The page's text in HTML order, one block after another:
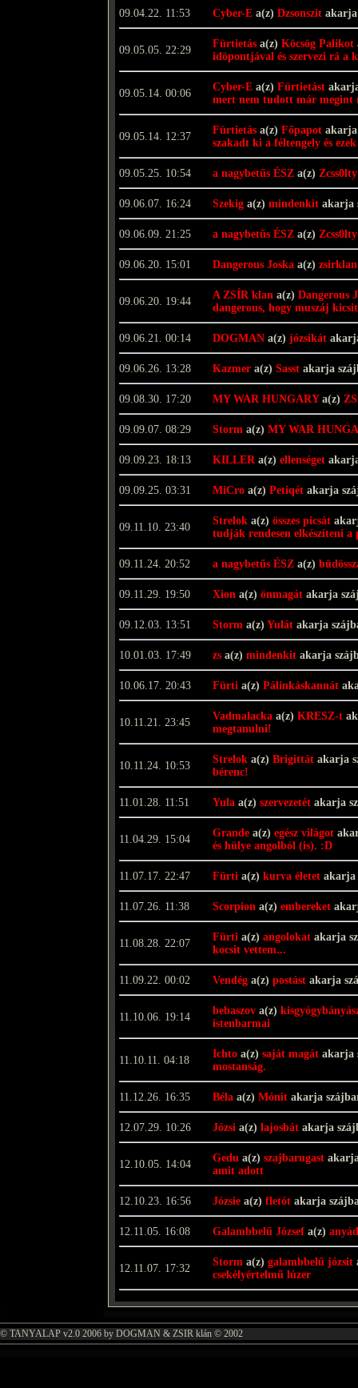
09.04.22. 11:53 Cyber-E a(z) Dzsonszit
09.05.05. 22:29
Fürtietás a(z) Köcsög Palikot
idöpontjával és szervezi rá a
09.05.14. 00:06
Cyber-E a(z) Fürtietást
mert nem tudott már megint
09.05.14. 12:37
Fürtietás a(z) Főpapot
szakadt ki a féltengely és
09.05.25. 10:54 a nagybetűs ÉSZ a(z) Zcss0lty
09.06.07. 16:24 Szekig a(z) mindenkit akarja
09.06.09. 21:25 a nagybetűs ÉSZ a(z) Zcss0lty
09.06.20. 15:01 Dangerous Joska a(z)
09.06.20. 19:44
A ZSÍR klan a(z) Dangerous
dangerous, hogy muszáj
09.06.21. 00:14 DOGMAN a(z) józsikát
09.06.26. 13:28 Kazmer a(z) Sasst akarja
09.08.30. 17:20 MY WAR HUNGARYa(z)
09.09.07. 08:29 Storm a(z) MY WAR
09.09.23. 18:13 KILLERa(z) ellenséget
09.09.25. 03:31 MiCro a(z) Petiqét akarja
09.11.10. 23:40
Strelok a(z) összes picsát
tudják rendesen elkészíteni a
09.11.24. 20:52 a nagybetűs ÉSZ a(z)
09.11.29. 19:50 Xion a(z) önmagát akarja
09.12.03. 13:51 Storm a(z) Yulát akarja
10.01.03. 17:49 zs a(z) mindenkit akarja
10.06.17. 20:43 Fürti a(z) Pálinkáskannát
10.11.21. 23:45
Vadmalacka a(z) KRESZ-t
megtanulni!
10.11.24. 10:53
Strelok a(z) Brigittát akarja
bérenc!
11.01.28. 11:51 Yula a(z) szervezetét akarja
11.04.29. 15:04
Grande a(z) egész világot
és hülye angolból (is). :D
11.07.17. 22:47 Fürti a(z) kurva életet akarja
11.07.26. 11:38 Scorpion a(z) embereket
11.08.28. 22:07
Fürti a(z) angolokat akarja
kocsit vettem...
11.09.22. 00:02 Vendég a(z) postást akarja
11.10.06. 19:14
bebaszov a(z)
istenbarmai
11.10.11. 04:18
Ichto a(z) saját magát akarja
mostanság.
11.12.26. 16:35 Béla a(z) Mónit akarja
12.07.29. 10:26 Józsi a(z) lajosbát akarja
12.10.05. 14:04
Gedu a(z) szajbarugast
amit adott
12.10.23. 16:56 Józsie a(z) fletót akarja
12.11.05. 16:08 Galambbelű József a(z)
12.11.07. 17:32
Storm a(z) galambbelű józsit
csekélyértelmű lúzer
© TANYALAP v2.0 2006 by DOGMAN & ZSIR klán © 2002